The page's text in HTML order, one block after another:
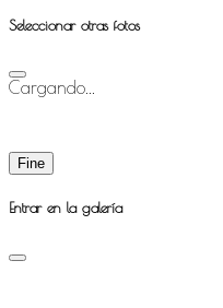
Seleccionar otras fotos
Cargando...
Fine
Entrar en la galería